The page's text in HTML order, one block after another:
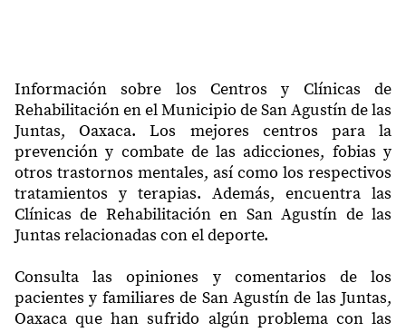
Información sobre los Centros y Clínicas de
Rehabilitación en el Municipio de San Agustín de las
Juntas, Oaxaca. Los mejores centros para la
prevención y combate de las adicciones, fobias y
otros trastornos mentales, así como los respectivos
tratamientos y terapias. Además, encuentra las
Clínicas de Rehabilitación en San Agustín de las
Juntas relacionadas con el deporte.
Consulta las opiniones y comentarios de los
pacientes y familiares de San Agustín de las Juntas,
Oaxaca que han sufrido algún problema con las